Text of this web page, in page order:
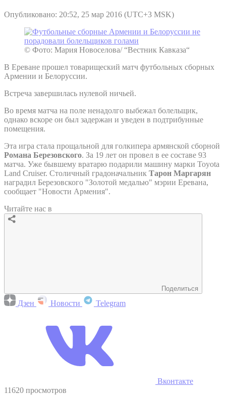
Опубликовано: 20:52, 25 мар 2016 (UTC+3 MSK)
© Фото: Мария Новоселова/ “Вестник Кавказа“
В Ереване прошел товарищеский матч футбольных сборных
Армении и Белоруссии.
Встреча завершилась нулевой ничьей.
Во время матча на поле ненадолго выбежал болельщик,
однако вскоре он был задержан и уведен в подтрибунные
помещения.
Эта игра стала прощальной для голкипера армянской сборной
Романа Березовского. За 19 лет он провел в ее составе 93
матча. Уже бывшему вратарю подарили машину марки Toyota
Land Cruiser. Столичный градоначальник Тарон Маргарян
наградил Березовского "Золотой медалью" мэрии Еревана,
сообщает "Новости Армения".
Читайте нас в
Поделиться
Дзен Новости Telegram
Вконтакте
11620 просмотров